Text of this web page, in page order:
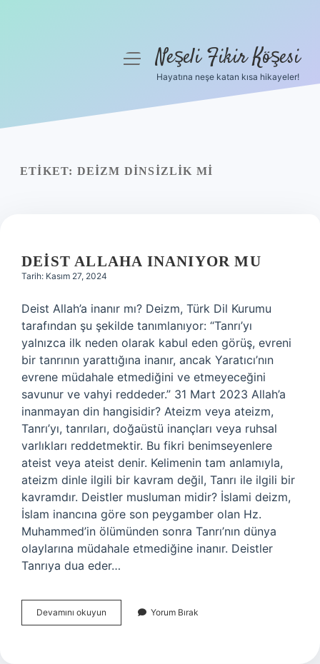
Yasal Uyarı
menüyüNeşeli Fikir Köşesi
Hayatına neşe katan kısa hikayeler!
ETIKET: DEIZM DINSIZLIK MI
DEIST ALLAHA INANIYOR MU
Tarih: Kasım 27, 2024
Deist Allah’a inanır mı? Deizm, Türk Dil Kurumu
tarafından şu şekilde tanımlanıyor: “Tanrı’yı ​​
yalnızca ilk neden olarak kabul eden görüş, evreni
bir tanrının yarattığına inanır, ancak Yaratıcı’nın
evrene müdahale etmediğini ve etmeyeceğini
savunur ve vahyi reddeder.” 31 Mart 2023 Allah’a
inanmayan din hangisidir? Ateizm veya ateizm,
Tanrı’yı, tanrıları, doğaüstü inançları veya ruhsal
varlıkları reddetmektir. Bu fikri benimseyenlere
ateist veya ateist denir. Kelimenin tam anlamıyla,
ateizm dinle ilgili bir kavram değil, Tanrı ile ilgili bir
kavramdır. Deistler musluman midir? İslami deizm,
İslam inancına göre son peygamber olan Hz.
Muhammed’in ölümünden sonra Tanrı’nın dünya
olaylarına müdahale etmediğine inanır. Deistler
Tanrıya dua eder…
Devamını okuyun
Allaha
Yorum Bırak